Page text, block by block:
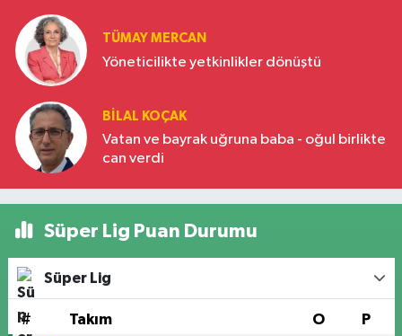
TÜMAY MERCAN
Yöneticilikte yetkinlikler dönüştü
BILAL KOÇAK
Vatan ve bayrak uğruna baba - oğul birlikte
can verdi
Süper Lig Puan Durumu
Süper Lig
# Takım O P